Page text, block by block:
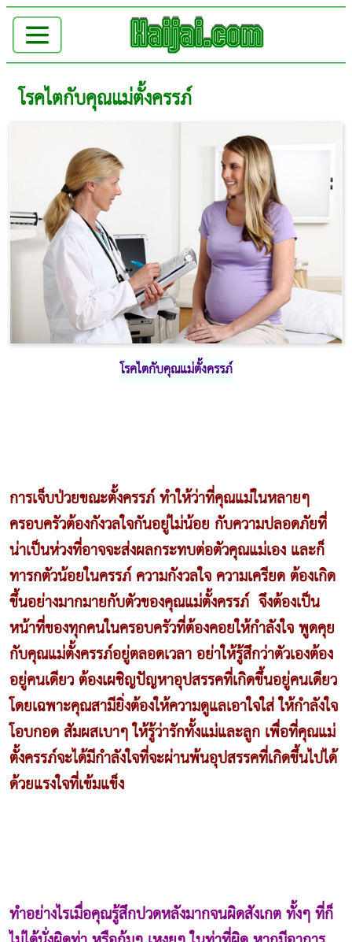
โรคไตกับคุณแม่ตั้งครรภ์
โรคไตกับคุณแม่ตั้งครรภ์
การเจ็บป่วยขณะตั้งครรภ์ ทำให้ว่าที่คุณแม่ในหลายๆ
ครอบครัวต้องกังวลใจกันอยู่ไม่น้อย กับความปลอดภัยที่
น่าเป็นห่วงที่อาจจะส่งผลกระทบต่อตัวคุณแม่เอง และก็
ทารกตัวน้อยในครรภ์ ความกังวลใจ ความเครียด ต้องเกิด
ขึ้นอย่างมากมายกับตัวของคุณแม่ตั้งครรภ์ จึงต้องเป็น
หน้าที่ของทุกคนในครอบครัวที่ต้องคอยให้กำลังใจ พูดคุย
กับคุณแม่ตั้งครรภ์อยู่ตลอดเวลา อย่าให้รู้สึกว่าตัวเองต้อง
อยู่คนเดียว ต้องเผชิญปัญหาอุปสรรคที่เกิดขึ้นอยู่คนเดียว
โดยเฉพาะคุณสามียิ่งต้องให้ความดูแลเอาใจใส่ ให้กำลังใจ
โอบกอด สัมผสเบาๆ ให้รู้ว่ารักทั้งแม่และลูก เพื่อที่คุณแม่
ตั้งครรภ์จะได้มีกำลังใจที่จะผ่านพ้นอุปสรรคที่เกิดขึ้นไปได้
ด้วยแรงใจที่เข้มแข็ง
ทำอย่างไรเมื่อคุณรู้สึกปวดหลังมากจนผิดสังเกต ทั้งๆ ที่ก็